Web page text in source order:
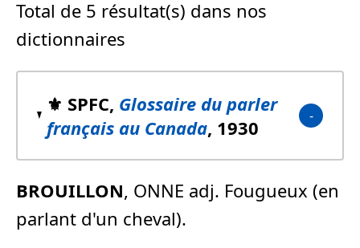
Total de 5 résultat(s) dans nos
dictionnaires
⚜️ SPFC, Glossaire du parler
français au Canada, 1930
BROUILLON, ONNE adj. Fougueux (en
parlant d'un cheval).